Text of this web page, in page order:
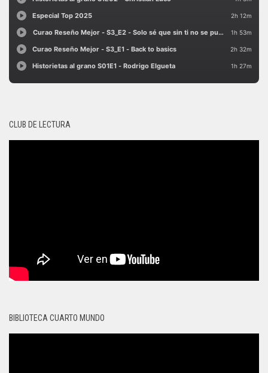
CLUB DE LECTURA
BIBLIOTECA CUARTO MUNDO